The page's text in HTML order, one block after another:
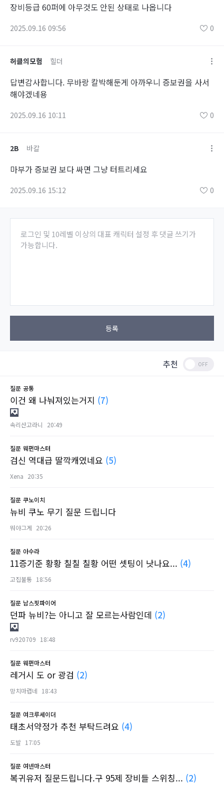
장비등급 60퍼에 아무것도 안된 상태로 나옵니다
2025.09.16 09:56 0
허클의모험 힐더
답변감사합니다. 무바랑 칼박해둔게 아까우니 증보권을 사서
해야겠네용
2025.09.16 10:11 0
2B 바칼
마부가 증보권 보다 싸면 그냥 터트리세요
2025.09.16 15:12 0
로그인 및 10레벨 이상의 대표 캐릭터 설정 후 댓글 쓰기가
가능합니다.
등록
추천
질문 공통
이건 왜 나눠져있는거지 (7)
속리산고라니 20:49
질문 웨펀마스터
검신 역대급 딸깍캐였네요 (5)
Xena 20:35
질문 쿠노이치
뉴비 쿠노 무기 질문 드립니다
뭐야그게 20:26
질문 아수라
11증기준 황황 칠칠 칠황 어떤 셋팅이 낫나요... (4)
고집불통 18:56
질문 남스핏파이어
던파 뉴비?는 아니고 잘 모르는사람인데 (2)
rv920709 18:48
질문 웨펀마스터
레거시 도 or 광검 (2)
망치마렵네 18:43
질문 여크루세이더
태초서약정가 추천 부탁드려요 (4)
도발 17:05
질문 여넨마스터
복귀유저 질문드립니다.구 95제 장비들 스위칭... (2)